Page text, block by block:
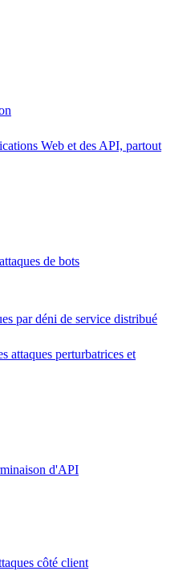
Web et des API, partout
de bots
par déni de service distribué
attaques perturbatrices et
d'API
côté client